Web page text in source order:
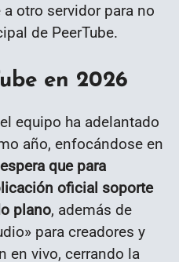
otro servidor para no
de PeerTube.
en 2026
equipo ha adelantado
año, enfocándose en
que para
oficial soporte
plano, además de
para creadores y
en vivo, cerrando la